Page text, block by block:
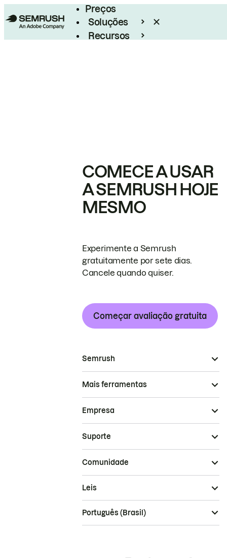
Preços
Soluções
Recursos
COMECE A USAR
A SEMRUSH HOJE
MESMO
Experimente a Semrush
gratuitamente por sete dias.
Cancele quando quiser.
Começar avaliação gratuita
Semrush
Mais ferramentas
Empresa
Suporte
Comunidade
Leis
Português (Brasil)